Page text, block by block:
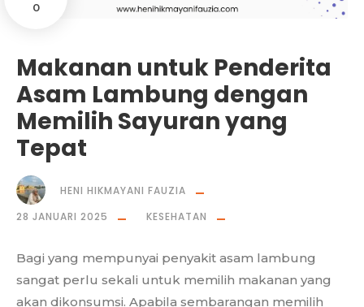
0
Makanan untuk Penderita
Asam Lambung dengan
Memilih Sayuran yang
Tepat
HENI HIKMAYANI FAUZIA
28 JANUARI 2025
KESEHATAN
Bagi yang mempunyai penyakit asam lambung
sangat perlu sekali untuk memilih makanan yang
akan dikonsumsi. Apabila sembarangan memilih